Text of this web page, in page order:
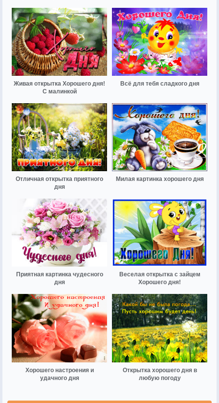
Живая открытка Хорошего дня!
С малинкой
Всё для тебя сладкого дня
Отличная открытка приятного
дня
Милая картинка хорошего дня
Приятная картинка чудесного
дня
Веселая открытка с зайцем
Хорошего дня!
Хорошего настроения и
удачного дня
Открытка хорошего дня в
любую погоду